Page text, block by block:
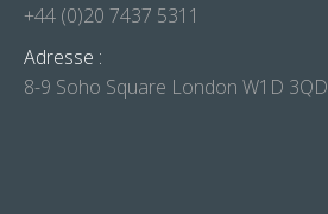
+44 (0)20 7437 5311
Adresse :
8-9 Soho Square London W1D 3QD